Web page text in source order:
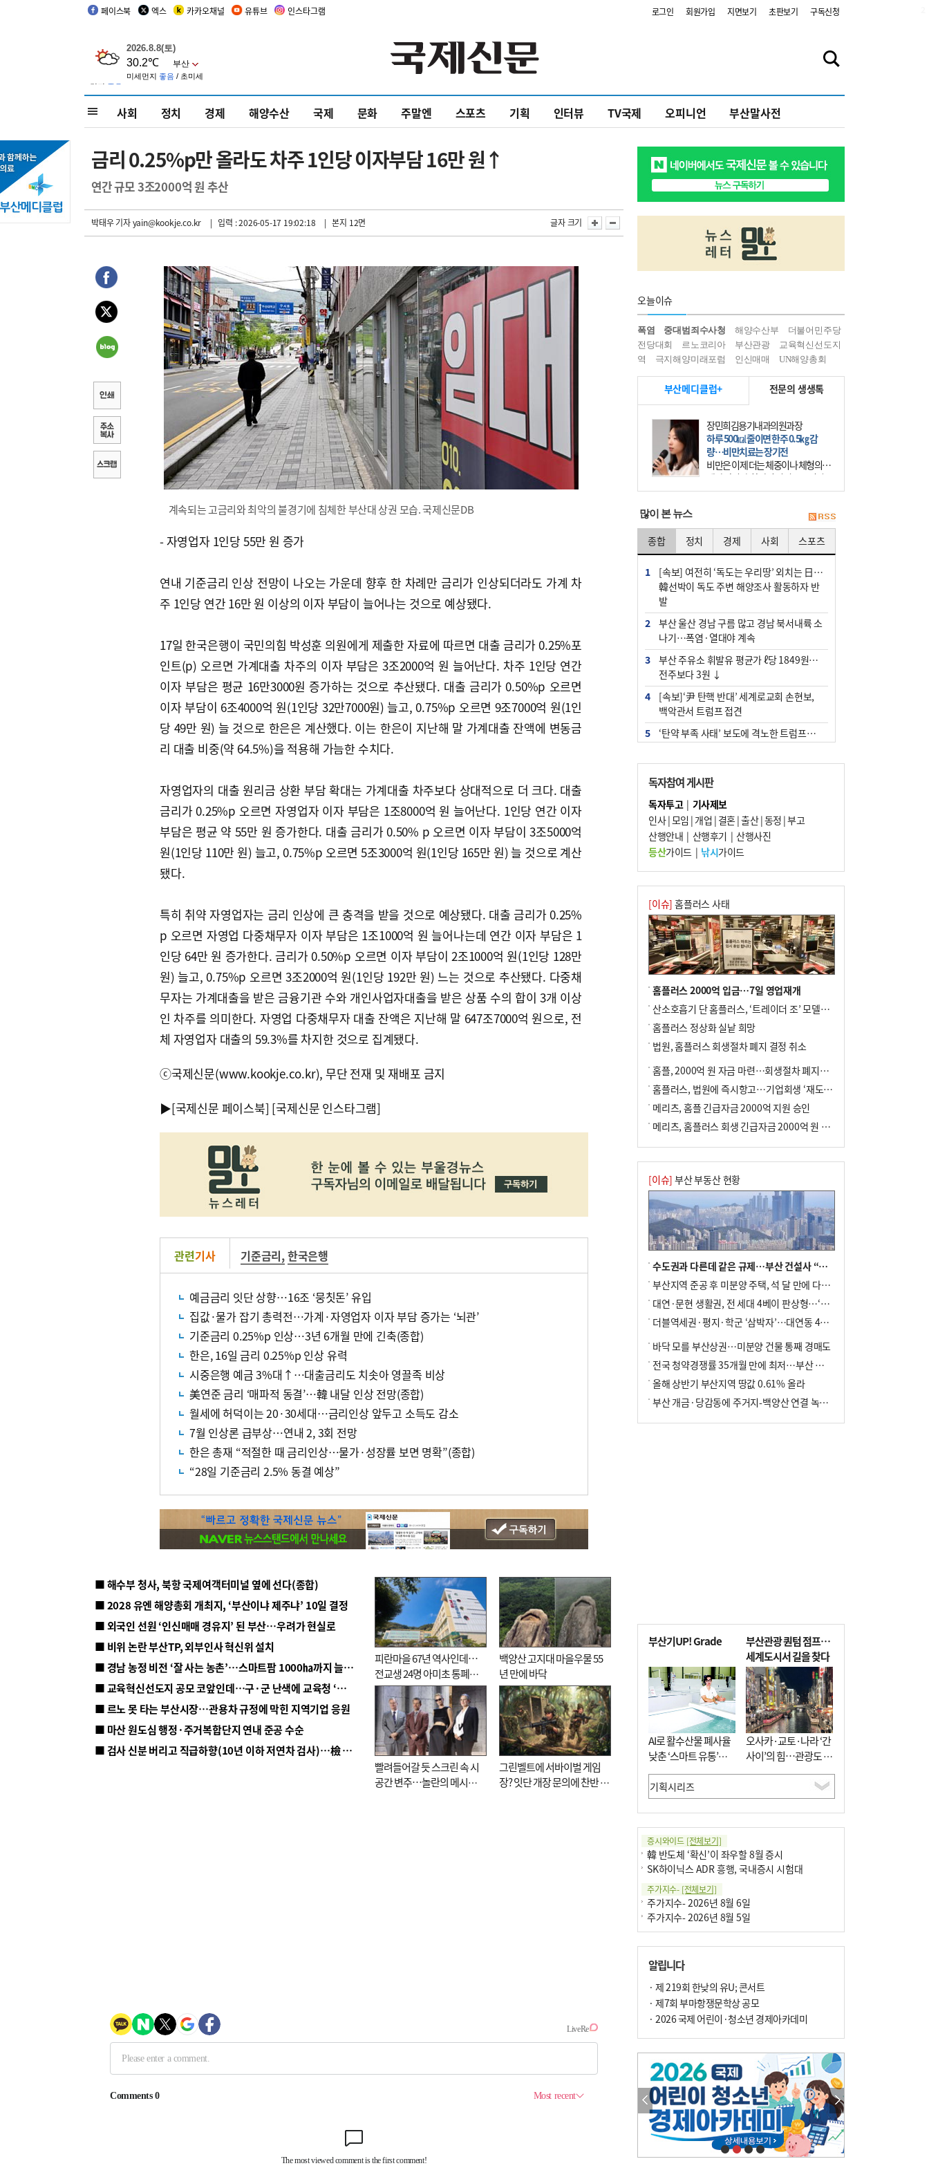
페이스북 엑스 카카오채널 유튜브 인스타그램 로그인 회원가입 지면보기 초판보기 구독신청
사회 정치 경제 해양수산 국제 문화 주말엔 스포츠 기획 인터뷰 TV국제 오피니언 부산말사전
금리 0.25%p만 올라도 차주 1인당 이자부담 16만 원↑
연간 규모 3조2000억 원 추산
박태우 기자yain@kookje.co.kr | 입력 : 2026-05-17 19:02:18 | 본지 12면 글자 크기
계속되는 고금리와 최악의 불경기에 침체한 부산대 상권 모습. 국제신문DB
- 자영업자 1인당 55만 원 증가
연내 기준금리 인상 전망이 나오는 가운데 향후 한 차례만 금리가 인상되더라도 가계 차
주 1인당 연간 16만 원 이상의 이자 부담이 늘어나는 것으로 예상됐다.
17일 한국은행이 국민의힘 박성훈 의원에게 제출한 자료에 따르면 대출 금리가 0.25%포
인트(p) 오르면 가계대출 차주의 이자 부담은 3조2000억 원 늘어난다. 차주 1인당 연간
이자 부담은 평균 16만3000원 증가하는 것으로 추산됐다. 대출 금리가 0.50%p 오르면
이자 부담이 6조4000억 원(1인당 32만7000원) 늘고, 0.75%p 오르면 9조7000억 원(1인
당 49만 원) 늘 것으로 한은은 계산했다. 이는 한은이 지난해 말 가계대출 잔액에 변동금
리 대출 비중(약 64.5%)을 적용해 가늠한 수치다.
자영업자의 대출 원리금 상환 부담 확대는 가계대출 차주보다 상대적으로 더 크다. 대출
금리가 0.25%p 오르면 자영업자 이자 부담은 1조8000억 원 늘어난다. 1인당 연간 이자
부담은 평균 약 55만 원 증가한다. 대출 금리가 0.50% p 오르면 이자 부담이 3조5000억
원(1인당 110만 원) 늘고, 0.75%p 오르면 5조3000억 원(1인당 165만 원) 늘 것으로 계산
됐다.
특히 취약 자영업자는 금리 인상에 큰 충격을 받을 것으로 예상됐다. 대출 금리가 0.25%
p 오르면 자영업 다중채무자 이자 부담은 1조1000억 원 늘어나는데 연간 이자 부담은 1
인당 64만 원 증가한다. 금리가 0.50%p 오르면 이자 부담이 2조1000억 원(1인당 128만
원) 늘고, 0.75%p 오르면 3조2000억 원(1인당 192만 원) 느는 것으로 추산됐다. 다중채
무자는 가계대출을 받은 금융기관 수와 개인사업자대출을 받은 상품 수의 합이 3개 이상
인 차주를 의미한다. 자영업 다중채무자 대출 잔액은 지난해 말 647조7000억 원으로, 전
체 자영업자 대출의 59.3%를 차지한 것으로 집계됐다.
ⓒ국제신문(www.kookje.co.kr), 무단 전재 및 재배포 금지
▶[국제신문 페이스북] [국제신문 인스타그램]
관련기사 기준금리,한국은행
예금금리 잇단 상향…16조 ‘뭉칫돈’ 유입
집값·물가 잡기 총력전…가계·자영업자 이자 부담 증가는 ‘뇌관’
기준금리 0.25%p 인상…3년 6개월 만에 긴축(종합)
한은, 16일 금리 0.25%p 인상 유력
시중은행 예금 3%대↑…대출금리도 치솟아 영끌족 비상
美연준 금리 ‘매파적 동결’…韓 내달 인상 전망(종합)
월세에 허덕이는 20·30세대…금리인상 앞두고 소득도 감소
7월 인상론 급부상…연내 2, 3회 전망
한은 총재 “적절한 때 금리인상…물가·성장률 보면 명확”(종합)
“28일 기준금리 2.5% 동결 예상”
■ 해수부 청사, 북항 국제여객터미널 옆에 선다(종합)
■ 2028 유엔 해양총회 개최지, ‘부산이냐 제주냐’ 10일 결정
■ 외국인 선원 ‘인신매매 경유지’ 된 부산…우려가 현실로
■ 비위 논란 부산TP, 외부인사 혁신위 설치
■ 경남 농정 비전 ‘잘 사는 농촌’…스마트팜 1000㏊까지 늘린다
■ 교육혁신선도지 공모 코앞인데…구·군 난색에 교육청 ‘쩔쩔’
■ 르노 못 타는 부산시장…관용차 규정에 막힌 지역기업 응원
■ 마산 원도심 행정·주거복합단지 연내 준공 수순
■ 검사 신분 버리고 직급하향(10년 이하 저연차 검사)…檢 중수청행 기피
피란마을 67년 역사인데…
전교생 24명 아미초 통폐합
기로
백양산 고지대 마을우물 55
년 만에 바닥
빨려들어갈 듯 스크린 속 시
공간 변주…놀란의 메시지
그린벨트에 서바이벌 게임
장? 잇단 개장 문의에 찬반 논
오늘이슈
폭염 중대범죄수사청 해양수산부
더불어민주당
전당대회
르노코리아 부산관광
교육혁신선도지
역
극지해양미래포럼 인신매매 UN해양총회
부산메디클럽+ 전문의 생생톡
장민희김용기내과의원과장
하루 500㎉ 줄이면 한주 0.5㎏ 감
량…비만치료는 장기전
비만은 이제 더는 체중이나 체형의 문
제가 아니다. 하나의 질병으로 인지
하고 치료와 관리를 해야 한다. 세계
많이 본 뉴스
종합 정치 경제 사회 스포츠
1
[속보] 여전히 ‘독도는 우리땅’ 외치는 日…
韓선박이 독도 주변 해양조사 활동하자 반
발
2
부산 울산 경남 구름 많고 경남 북서내륙 소
나기…폭염·열대야 계속
3
부산 주유소 휘발유 평균가 ℓ당 1849원…
전주보다 3원 ↓
4
[속보]‘尹 탄핵 반대’ 세계로교회 손현보,
백악관서 트럼프 접견
5
‘탄약 부족 사태’ 보도에 격노한 트럼프…
과…“현재는 부적절 행위 없어”
7
"올해 코스피 사이드카 43회 중 25회는 삼
전닉스 ETF 이후 발생"
8
서울 중랑구서 흉기 난동…60대 남성 2명
사망
10 노후 상수도관 파열에 폭염 속 사상구 2300
여 가구 6시간 단수
독자참여 게시판
독자투고| 기사제보
인사|모임 | 개업 | 결혼|출산|동정 |부고
산행안내 | 산행후기 | 산행사진
등산가이드| 낚시가이드
[이슈] 홈플러스 사태
홈플러스 2000억 입금…7일 영업재개
산소호흡기 단 홈플러스, ‘트레이더 조’ 모델로 살아날까
홈플러스 정상화 실낱 희망
법원, 홈플러스 회생절차 폐지 결정 취소
홈플, 2000억 원 자금 마련…회생절차 폐지에 즉시항고(종합)
홈플러스, 법원에 즉시항고…기업회생 ‘재도전’
메리츠, 홈플 긴급자금 2000억 지원 승인
메리츠, 홈플러스 회생 긴급자금 2000억 원 지원 승인
[이슈] 부산 부동산 현황
수도권과 다른데 같은 규제…부산 건설사 “쓰러지기 직전”
부산지역 준공 후 미분양 주택, 석 달 만에 다시 3000가구 넘어서
대연·문현 생활권, 전 세대 4베이 판상형…‘더샵 트리센트’ 내달 분양
더블역세권·평지·학군 ‘삼박자’…대연동 42층 브랜드 단지
바닥 모를 부산상권…미분양 건물 통째 경매도
전국 청약경쟁률 35개월 만에 최저…부산 미분양 ‘적체’ 심화
올해 상반기 부산지역 땅값 0.61% 올라
부산 개금·당감동에 주거지-백양산 연결 녹지 조성
부산기UP! Grade
AI로 활수산물 폐사율
낮춘 ‘스마트 유통’…
사막·산악지대 수출
도전
부산관광 퀀텀 점프…
세계도시서 길을 찾다
오사카·교토·나라 ‘간
사이’의 힘…관광도 뭉
쳐야 흥한다
증시와이드 [전체보기]
韓 반도체 ‘확신’이 좌우할 8월 증시
SK하이닉스 ADR 흥행, 국내증시 시험대
주가지수- [전체보기]
주가지수- 2026년 8월 6일
주가지수- 2026년 8월 5일
알립니다
· 제 219회 한낮의 유U; 콘서트
· 제7회 부마항쟁문학상 공모
· 2026 국제 어린이·청소년 경제아카데미